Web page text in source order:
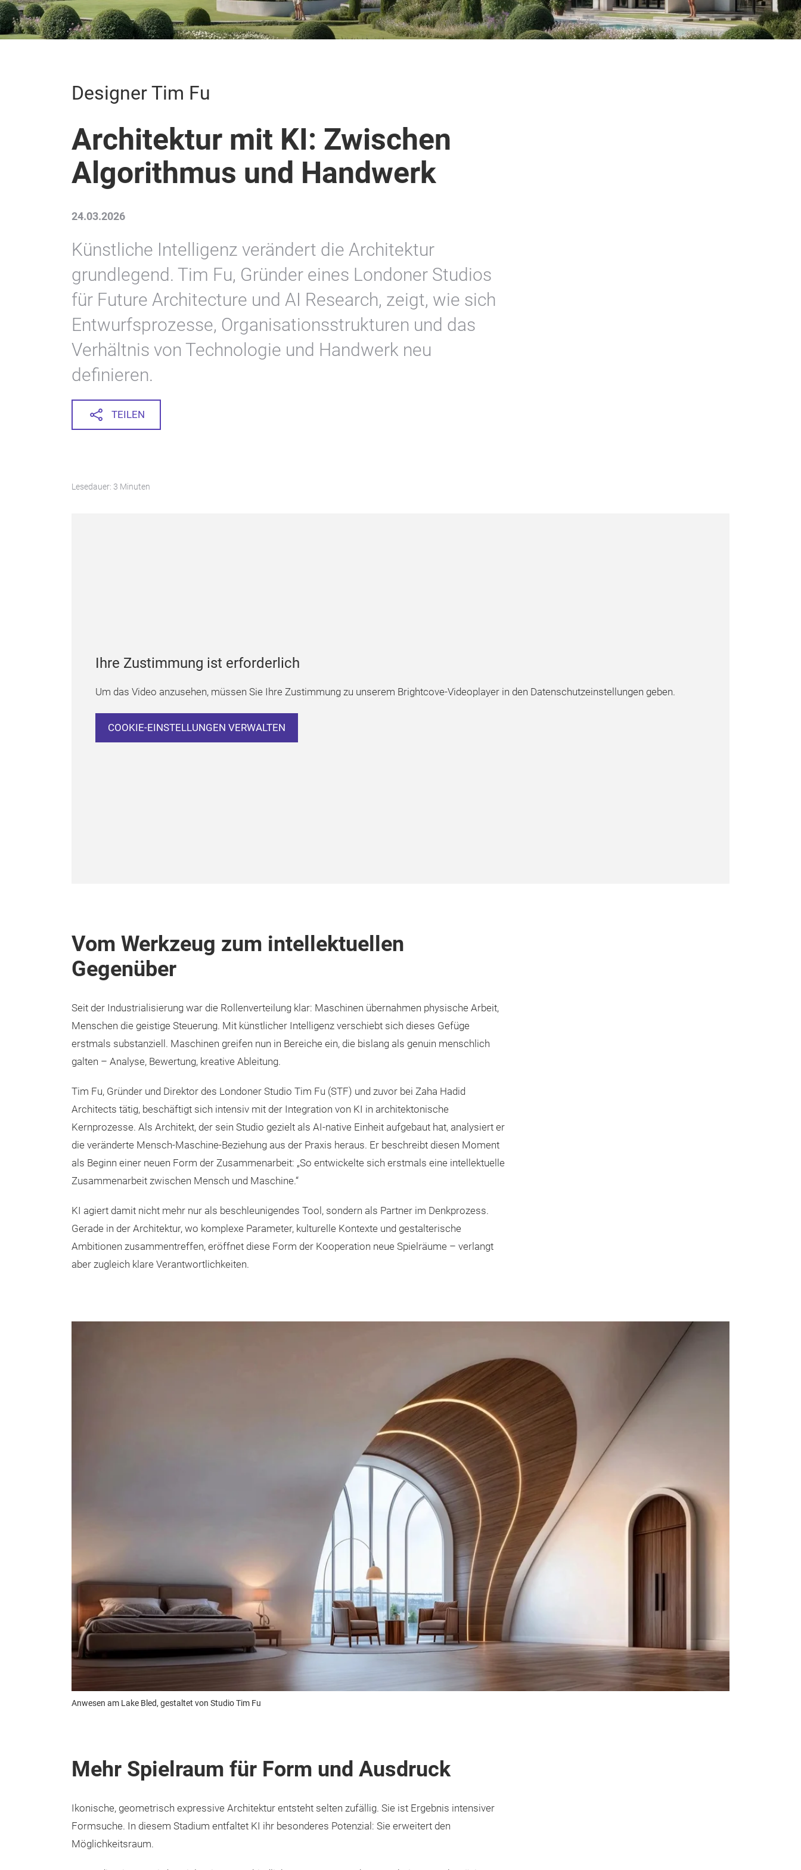
Designer Tim Fu
Architektur mit KI: Zwischen
Algorithmus und Handwerk
24.03.2026
Künstliche Intelligenz verändert die Architektur
grundlegend. Tim Fu, Gründer eines Londoner Studios
für Future Architecture und AI Research, zeigt, wie sich
Entwurfsprozesse, Organisationsstrukturen und das
Verhältnis von Technologie und Handwerk neu
definieren.
TEILEN
Lesedauer: 3 Minuten
Ihre Zustimmung ist erforderlich
Um das Video anzusehen, müssen Sie Ihre Zustimmung zu unserem Brightcove-Videoplayer in den Datenschutzeinstellungen geben.
COOKIE-EINSTELLUNGEN VERWALTEN
Vom Werkzeug zum intellektuellen
Gegenüber
Seit der Industrialisierung war die Rollenverteilung klar: Maschinen übernahmen physische Arbeit,
Menschen die geistige Steuerung. Mit künstlicher Intelligenz verschiebt sich dieses Gefüge
erstmals substanziell. Maschinen greifen nun in Bereiche ein, die bislang als genuin menschlich
galten – Analyse, Bewertung, kreative Ableitung.
Tim Fu, Gründer und Direktor des Londoner Studio Tim Fu (STF) und zuvor bei Zaha Hadid
Architects tätig, beschäftigt sich intensiv mit der Integration von KI in architektonische
Kernprozesse. Als Architekt, der sein Studio gezielt als AI-native Einheit aufgebaut hat, analysiert er
die veränderte Mensch-Maschine-Beziehung aus der Praxis heraus. Er beschreibt diesen Moment
als Beginn einer neuen Form der Zusammenarbeit: „So entwickelte sich erstmals eine intellektuelle
Zusammenarbeit zwischen Mensch und Maschine.“
KI agiert damit nicht mehr nur als beschleunigendes Tool, sondern als Partner im Denkprozess.
Gerade in der Architektur, wo komplexe Parameter, kulturelle Kontexte und gestalterische
Ambitionen zusammentreffen, eröffnet diese Form der Kooperation neue Spielräume – verlangt
aber zugleich klare Verantwortlichkeiten.
Anwesen am Lake Bled, gestaltet von Studio Tim Fu
Mehr Spielraum für Form und Ausdruck
Ikonische, geometrisch expressive Architektur entsteht selten zufällig. Sie ist Ergebnis intensiver
Formsuche. In diesem Stadium entfaltet KI ihr besonderes Potenzial: Sie erweitert den
Möglichkeitsraum.